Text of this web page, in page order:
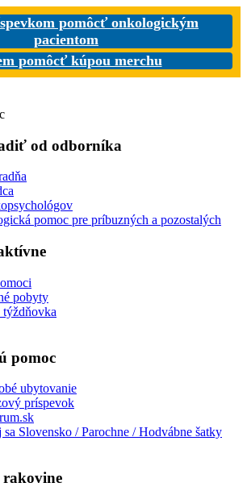
pomôcť onkologickým
pacientom
pomôcť kúpou merchu
od odborníka
pomoc pre príbuzných a pozostalých
pobyty
týždňovka
pomoc
ubytovanie
príspevok
sa Slovensko / Parochne / Hodvábne šatky